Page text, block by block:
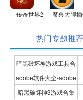
传奇世界2 魔兽大脚
热门专题推荐
暗黑破坏神游戏工具合
集
adobe软件大全-adobe
全系列软件下载-adobe
暗黑破坏神3游戏合集